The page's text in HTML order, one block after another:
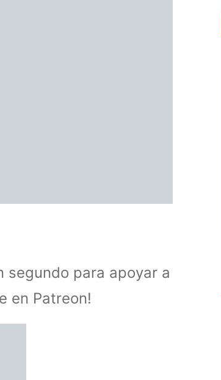
segundo para apoyar a
en Patreon!